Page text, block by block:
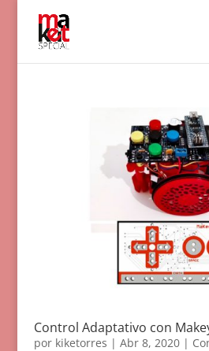
Control Adaptativo con
por kiketorres | Abr 8, 2020|